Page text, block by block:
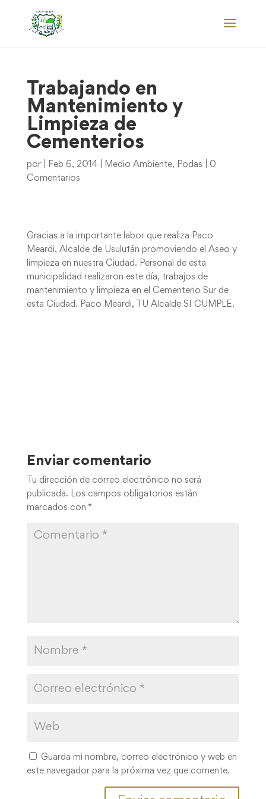
Trabajando en
Mantenimiento y
Limpieza de
Cementerios
por Feb 6, 2014| Medio Ambiente, Podas
0
Comentarios
Gracias a la importante labor que realiza Paco
Meardi, Alcalde de Usulután promoviendo el Aseo y
limpieza en nuestra Ciudad. Personal de esta
municipalidad realizaron este día, trabajos de
mantenimiento y limpieza en el Cementerio Sur de
esta Ciudad. Paco Meardi, TU Alcalde SI CUMPLE.
Enviar comentario
Tu dirección de correo electrónico no será
publicada. Los campos obligatorios están
marcados con *
Guarda mi nombre, correo electrónico y web en
este navegador para la próxima vez que comente.